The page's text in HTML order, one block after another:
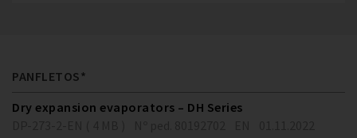
PANFLETOS*
Dry expansion evaporators – DH Series